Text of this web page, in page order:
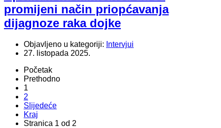
promijeni način priopćavanja
dijagnoze raka dojke
Objavljeno u kategoriji: Intervjui
27. listopada 2025.
Početak
Prethodno
1
2
Slijedeće
Kraj
Stranica 1 od 2